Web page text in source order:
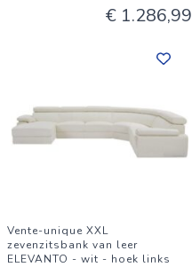
€ 1.286,99
Vente-unique XXL
zevenzitsbank van leer
ELEVANTO - wit - hoek links